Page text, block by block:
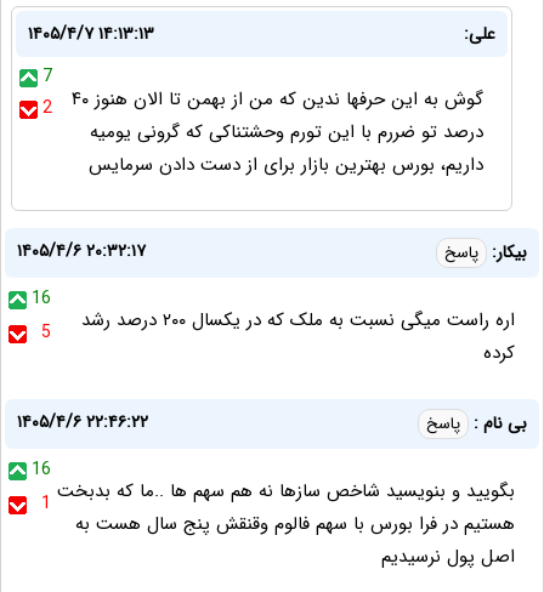
علی:
۱۴۰۵/۴/۷ ۱۴:۱۳:۱۳
7
2
گوش به این حرفها ندین که من از بهمن تا الان هنوز ۴۰
درصد تو ضررم با این تورم وحشتناکی که گرونی یومیه
داریم، بورس بهترین بازار برای از دست دادن سرمایس
بیکار: پاسخ
۱۴۰۵/۴/۶ ۲۰:۳۲:۱۷
16
5
اره راست میگی نسبت به ملک که در یکسال ۲۰۰ درصد رشد
کرده
بی نام : پاسخ
۱۴۰۵/۴/۶ ۲۲:۴۶:۲۲
16
1 بگویید و بنویسید شاخص سازها نه هم سهم ها ..ما که بدبخت
هستیم در فرا بورس با سهم فالوم وقنقش پنج سال هست به
اصل پول نرسیدیم